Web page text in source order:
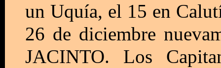
un Uquía, el 15 en
26 de diciembre
JACINTO. Los